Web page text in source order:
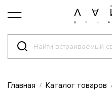
Главная Каталог товаров